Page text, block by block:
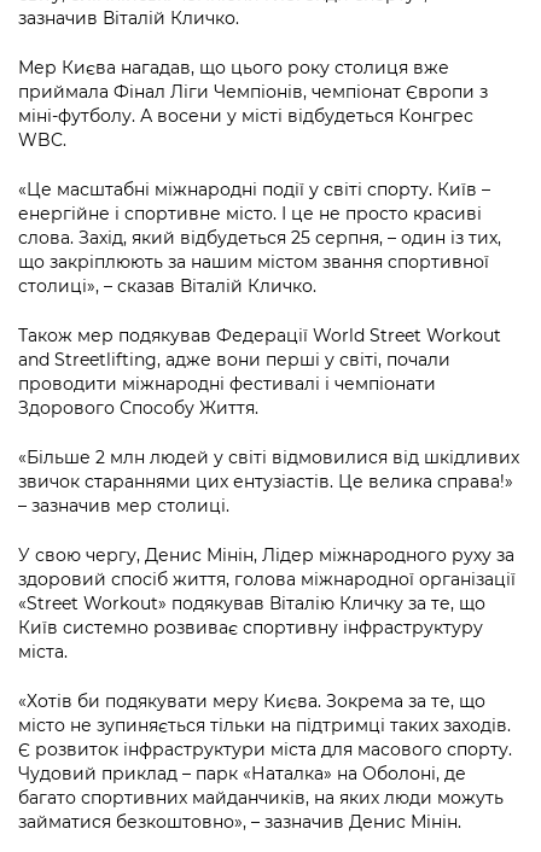
Підприємства, установи, організації
Kyiv International Relations
Річні звіти
Безбар'єрність
Київська міська військова адміністрація
Безбар'єрність
Портал послуг
Міський застосунок Київ Цифровий
Важливе під час воєнного стану
Уряд» – місцевий рівень»
Важливе під час воєнного стану
Про відкриті дані
Портал даних Києва
Публічні дашборди
зазначив Віталій Кличко.
Мер Києва нагадав, що цього року столиця вже
приймала Фінал Ліги Чемпіонів, чемпіонат Європи з
міні-футболу. А восени у місті відбудеться Конгрес
WBC.
«Це масштабні міжнародні події у світі спорту. Київ –
енергійне і спортивне місто. І це не просто красиві
слова. Захід, який відбудеться 25 серпня, – один із тих,
що закріплюють за нашим містом звання спортивної
столиці», – сказав Віталій Кличко.
Також мер подякував Федерації World Street Workout
and Streetlifting, адже вони перші у світі, почали
проводити міжнародні фестивалі і чемпіонати
Здорового Способу Життя.
«Більше 2 млн людей у світі відмовилися від шкідливих
звичок стараннями цих ентузіастів. Це велика справа!»
– зазначив мер столиці.
У свою чергу, Денис Мінін, Лідер міжнародного руху за
здоровий спосіб життя, голова міжнародної організації
«Street Workout» подякував Віталію Кличку за те, що
Київ системно розвиває спортивну інфраструктуру
міста.
«Хотів би подякувати меру Києва. Зокрема за те, що
місто не зупиняється тільки на підтримці таких заходів.
Є розвиток інфраструктури міста для масового спорту.
Чудовий приклад – парк «Наталка» на Оболоні, де
багато спортивних майданчиків, на яких люди можуть
займатися безкоштовно», – зазначив Денис Мінін.